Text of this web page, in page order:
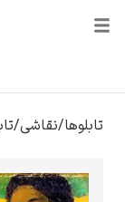
محبوب‌ترین
هنرمندان
تابلوهای نقاشی